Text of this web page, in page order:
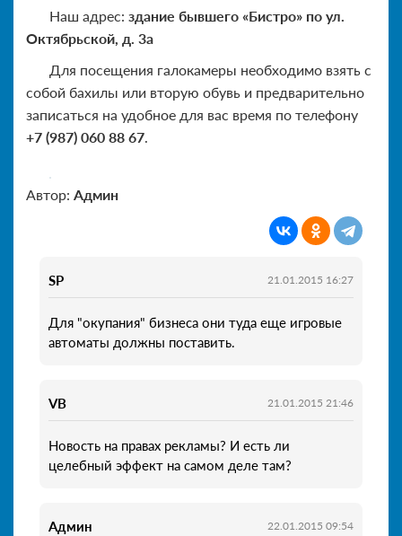
Наш адрес: здание бывшего «Бистро» по ул.
Октябрьской, д. 3а
Для посещения галокамеры необходимо взять с
собой бахилы или вторую обувь и предварительно
записаться на удобное для вас время по телефону
+7 (987) 060 88 67.
Автор: Админ
SP 21.01.2015 16:27
Для "окупания" бизнеса они туда еще игровые
автоматы должны поставить.
VB 21.01.2015 21:46
Новость на правах рекламы? И есть ли
целебный эффект на самом деле там?
Админ 22.01.2015 09:54